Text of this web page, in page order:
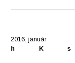
2016. január
h
K s